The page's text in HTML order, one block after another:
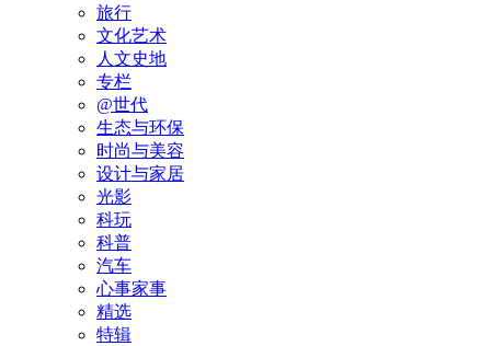
旅行
文化艺术
人文史地
专栏
@世代
生态与环保
时尚与美容
设计与家居
光影
科玩
科普
汽车
心事家事
精选
特辑